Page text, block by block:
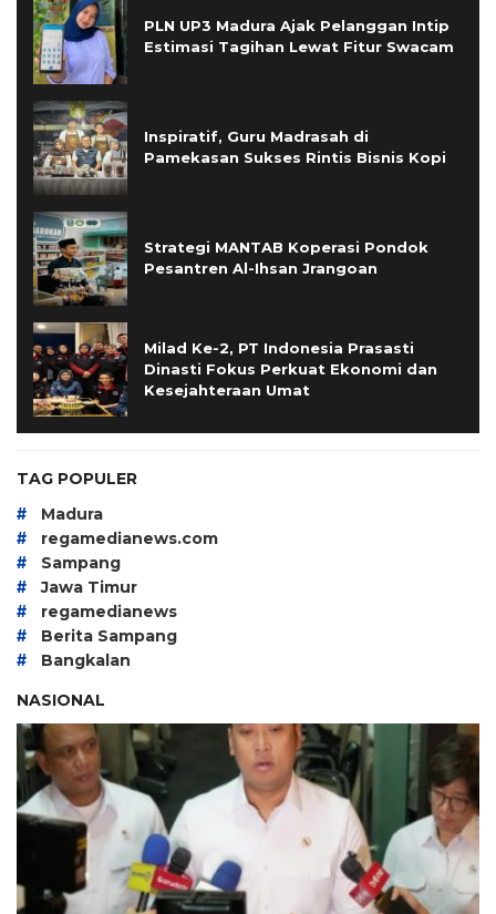
PLN UP3 Madura Ajak Pelanggan Intip
Estimasi Tagihan Lewat Fitur Swacam
Inspiratif, Guru Madrasah di
Pamekasan Sukses Rintis Bisnis Kopi
Strategi MANTAB Koperasi Pondok
Pesantren Al-Ihsan Jrangoan
Milad Ke-2, PT Indonesia Prasasti
Dinasti Fokus Perkuat Ekonomi dan
Kesejahteraan Umat
TAG POPULER
# Madura
# regamedianews.com
# Sampang
# Jawa Timur
# regamedianews
# Berita Sampang
#
Bangkalan
NASIONAL